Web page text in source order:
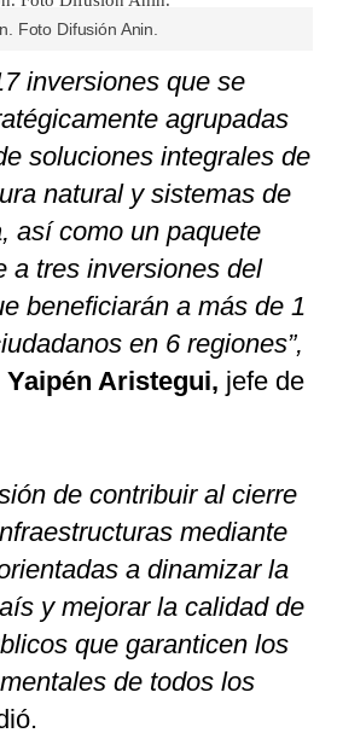
Foto Difusión Anin.
inversiones que se
agrupadas
soluciones integrales de
natural y sistemas de
así como un paquete
a tres inversiones del
beneficiarán a más de 1
en 6 regiones”,
Yaipén Aristegui, jefe de
de contribuir al cierre
mediante
a dinamizar la
y mejorar la calidad de
que garanticen los
de todos los